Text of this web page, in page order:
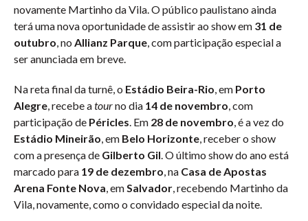
novamente Martinho da Vila. O público paulistano ainda
terá uma nova oportunidade de assistir ao show em 31 de
outubro, no Allianz Parque, com participação especial a
ser anunciada em breve.
Na reta final da turnê, o Estádio Beira-Rio, em Porto
Alegre, recebe atourno dia 14 de novembro, com
participação de Péricles. Em 28 de novembro, é a vez do
Estádio Mineirão, em Belo Horizonte, receber o show
com a presença de Gilberto Gil. O último show do ano está
marcado para 19 de dezembro, na Casa de Apostas
Arena Fonte Nova, emSalvador, recebendo Martinho da
Vila, novamente, como o convidado especial da noite.